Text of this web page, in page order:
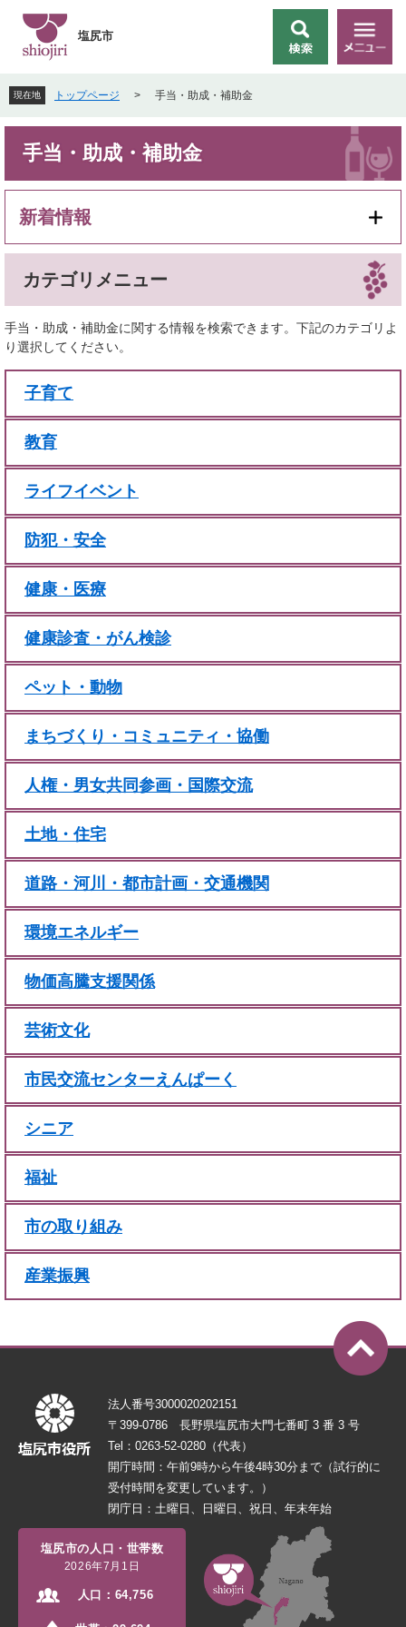
先
頭
で
を
飛
ば
本
索
メ
ニ
塩尻市
現在地 トップページ > 手当・助成・補助金
手当・助成・補助金
新着情報
カテゴリメニュー
手当・助成・補助金に関する情報を検索できます。下記のカテゴリよ
り選択してください。
子育て
教育
ライフイベント
防犯・安全
健康・医療
健康診査・がん検診
ペット・動物
まちづくり・コミュニティ・協働
人権・男女共同参画・国際交流
土地・住宅
道路・河川・都市計画・交通機関
環境エネルギー
物価高騰支援関係
芸術文化
市民交流センターえんぱーく
シニア
福祉
市の取り組み
産業振興
法人番号3000020202151
〒399-0786 長野県塩尻市大門七番町 3 番 3 号
Tel：0263-52-0280（代表）
開庁時間：午前9時から午後4時30分まで（試行的に
受付時間を変更しています。）
閉庁日：土曜日、日曜日、祝日、年末年始
塩尻市の人口・世帯数
2026年7月1日
人口： 64,756